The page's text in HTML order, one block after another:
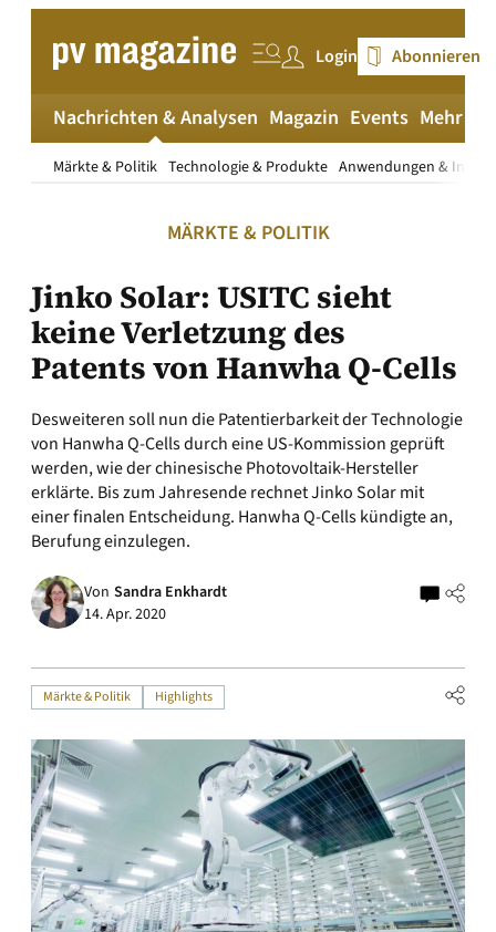
springen
Login Abonnieren
Nachrichten & Analysen
Märkte & Politik Technologie & Produkte Anwendungen &
Magazin Events Mehr
MÄRKTE & POLITIK
Jinko Solar: USITC sieht
keine Verletzung des
Patents von Hanwha Q-Cells
Desweiteren soll nun die Patentierbarkeit der Technologie
von Hanwha Q-Cells durch eine US-Kommission geprüft
werden, wie der chinesische Photovoltaik-Hersteller
erklärte. Bis zum Jahresende rechnet Jinko Solar mit
einer finalen Entscheidung. Hanwha Q-Cells kündigte an,
Berufung einzulegen.
Von Sandra Enkhardt
14. Apr. 2020
Märkte & Politik Highlights